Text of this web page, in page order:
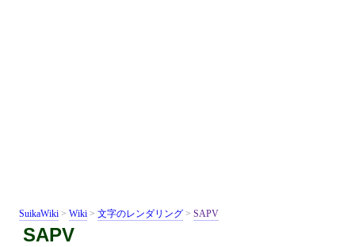
SuikaWiki > Wiki > 文字のレンダリング > SAPV
SAPV